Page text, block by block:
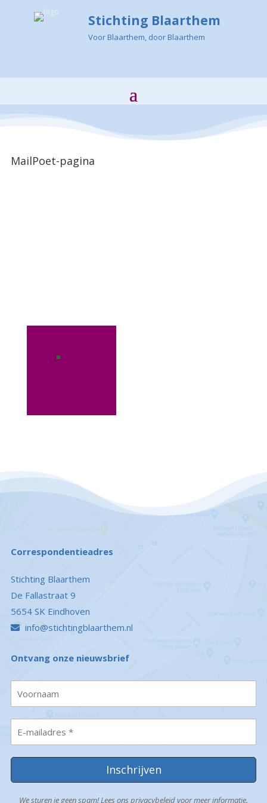
Stichting Blaarthem
Voor Blaarthem, door Blaarthem
MailPoet-pagina
Correspondentieadres
Stichting Blaarthem
De Fallastraat 9
5654 SK Eindhoven
info@stichtingblaarthem.nl
Ontvang onze nieuwsbrief
We sturen je geen spam! Lees ons privacybeleidvoor meer informatie.